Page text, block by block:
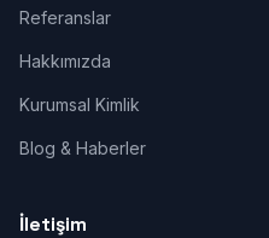
Referanslar
Hakkımızda
Kurumsal Kimlik
Blog & Haberler
İletişim